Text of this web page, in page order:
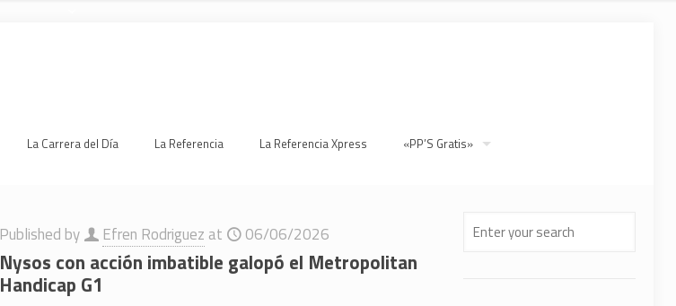
La Carrera del Día La Referencia La Referencia Xpress «PP’S Gratis»
Published by Efren Rodriguez at 06/06/2026
Nysos con acción imbatible galopó el Metropolitan
Handicap G1